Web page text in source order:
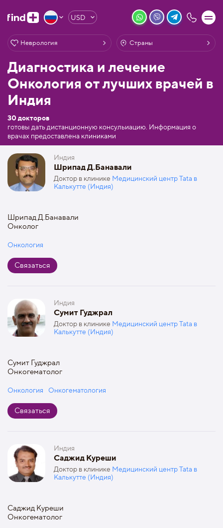
USD
Неврология Страны
Диагностика и лечение
Онкология от лучших врачей в
Индия
30 докторов
готовы дать дистанционную консульиацию. Информация о
врачах предоставлена клиниками
Индия
Шрипад Д.Банавали
Доктор в клинике Медицинский центр Tata в
Калькутте (Индия)
Шрипад Д.Банавали
Онколог
Онкология
Связаться
Индия
Сумит Гуджрал
Доктор в клинике Медицинский центр Tata в
Калькутте (Индия)
Сумит Гуджрал
Онкогематолог
Онкология Онкогематология
Связаться
Индия
Саджид Куреши
Доктор в клинике Медицинский центр Tata в
Калькутте (Индия)
Саджид Куреши
Онкогематолог